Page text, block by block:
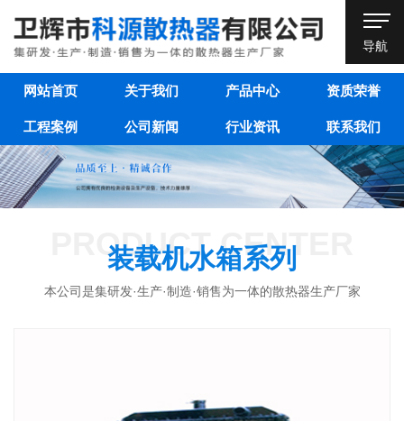
导航
网站首页 关于我们 产品中心 资质荣誉
工程案例 公司新闻 行业资讯 联系我们
PRODUCT CENTER
装载机水箱系列
本公司是集研发·生产·制造·销售为一体的散热器生产厂家